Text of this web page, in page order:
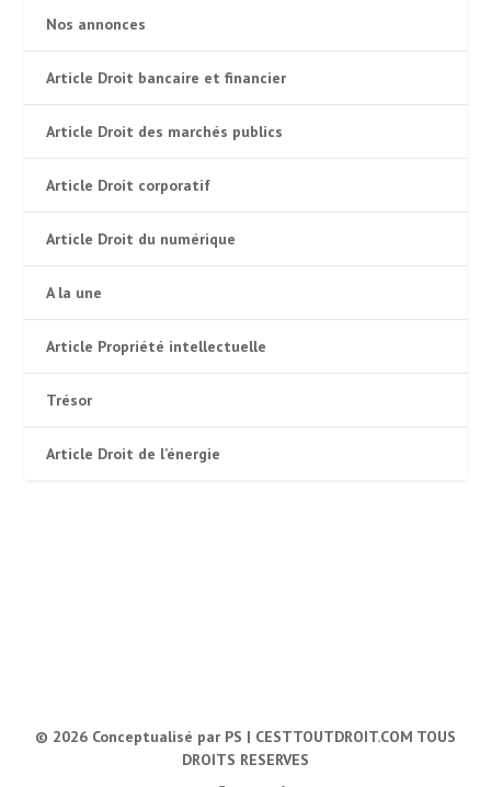
Nos annonces
Article Droit bancaire et financier
Article Droit des marchés publics
Article Droit corporatif
Article Droit du numérique
A la une
Article Propriété intellectuelle
Trésor
Article Droit de l’énergie
© 2026 Conceptualisé par PS | CESTTOUTDROIT.COM TOUS
DROITS RESERVES